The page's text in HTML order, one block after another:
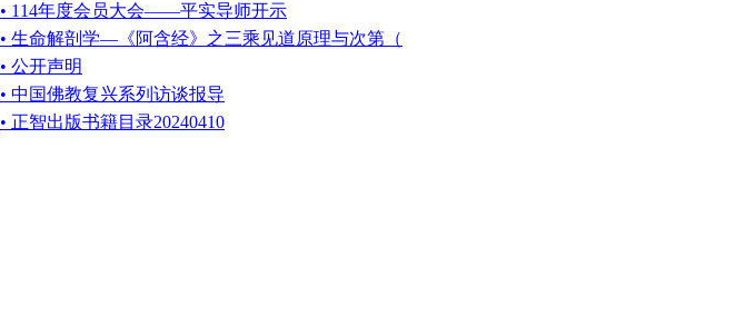
• 114年度会员大会——平实导师开示
• 生命解剖学—《阿含经》之三乘见道原理与次第（
• 公开声明
• 中国佛教复兴系列访谈报导
• 正智出版书籍目录20240410